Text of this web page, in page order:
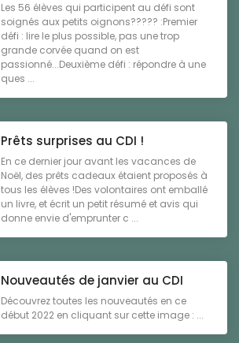
Les 56 élèves qui participent au défi sont
soignés aux petits oignons????? :Premier
défi : lire le plus possible, pas une trop
grande corvée quand on est
passionné...Deuxième défi : répondre à une
ques ...
Prêts surprises au CDI !
En ce dernier jour avant les vacances de
Noël, des prêts cadeaux étaient proposés à
tous les élèves !Des volontaires ont emballé
un livre, et écrit un petit résumé et avis qui
donne envie d'emprunter c ...
Nouveautés de janvier au CDI
Découvrez toutes les nouveautés en ce
début 2022 en cliquant sur cette image : ...